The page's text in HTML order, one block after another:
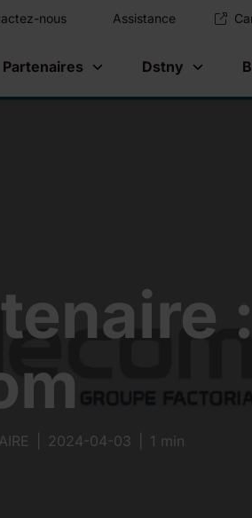
nous Assistance
Partenaires Dstny
2024-04-03 1 min